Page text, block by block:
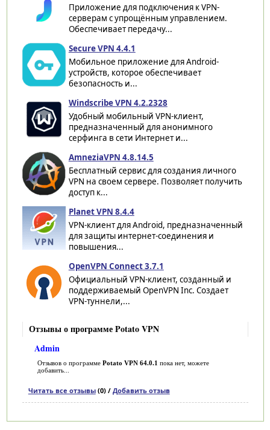
Приложение для подключения к VPN-
серверам с упрощённым управлением.
Обеспечивает передачу...
Secure VPN 4.4.1
Мобильное приложение для Android-
устройств, которое обеспечивает
безопасность и...
Windscribe VPN 4.2.2328
Удобный мобильный VPN-клиент,
предназначенный для анонимного
серфинга в сети Интернет и...
AmneziaVPN 4.8.14.5
Бесплатный сервис для создания личного
VPN на своем сервере. Позволяет получить
доступ к...
Planet VPN 8.4.4
VPN-клиент для Android, предназначенный
для защиты интернет-соединения и
повышения...
OpenVPN Connect 3.7.1
Официальный VPN-клиент, созданный и
поддерживаемый OpenVPN Inc. Создает
VPN-туннели,...
Отзывы о программе Potato VPN
Admin
Отзывов о программе Potato VPN 64.0.1 пока нет, можете
добавить...
Читать все отзывы(0) / Добавить отзыв